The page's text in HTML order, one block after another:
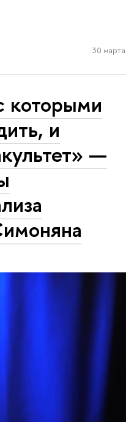
30 марта
которыми
и
—